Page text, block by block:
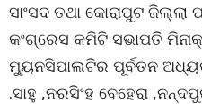
ସାଂସଦ ତଥା କୋରାପୁଟ ଜିଲ୍ଲା
କଂଗ୍ରେସ କମିଟି ସଭାପତି
ମ୍ୟୁନସିପାଲଟିର ପୂର୍ବତନ
.ସାହୁ ,ନରସିଂହ ବେହେରା